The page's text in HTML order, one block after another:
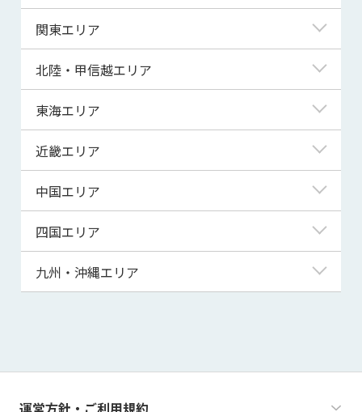
北海道
青森県
宮城県
秋田県
山形県
関東エリア
東京都
神奈川県
埼玉県
千葉県
茨城県
群馬県
北陸・甲信越エリア
新潟県
富山県
福井県
山梨県
長野県
東海エリア
岐阜県
静岡県
三重県
近畿エリア
滋賀県
京都府
大阪府
兵庫県
和歌山県
中国エリア
鳥取県
島根県
山口県
四国エリア
徳島県
高知県
九州・沖縄エリア
運営方針・ご利用規約